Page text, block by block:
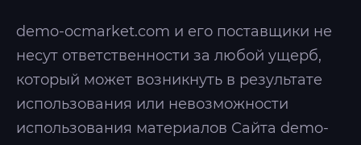
demo-ocmarket.com и его поставщики не
несут ответственности за любой ущерб,
который может возникнуть в результате
использования или невозможности
использования материалов Сайта demo-